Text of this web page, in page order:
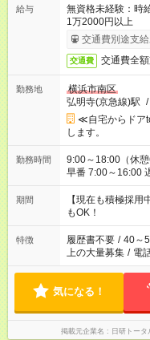
給与
無資格未経験：
1万2000円以上
交通費別途支給
交通費 交通費全
勤務地
横浜市南区
弘明寺(京急線)駅 /
≪自宅からドア
します。
勤務時間
9:00～18:00（休憩60分） ■ご希望があれば下
早番 7:00～16:00 遅番 10:00～
い」 「余裕を持っ
たくない」 など、ご希
の方へ 今ご覧のお
の勤務時間。 合計
期間
【現在も積極採
もOK！
特徴 履歴書不要 / 40～
上の大量募集 / 電
気になる！
掲載元企業名 日研トー